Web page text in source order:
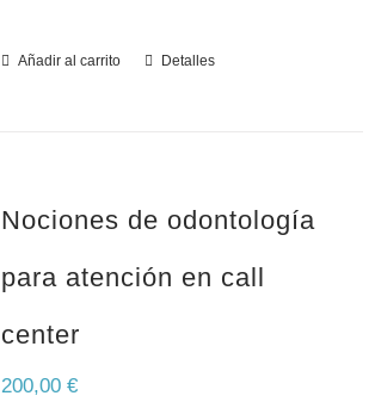
Añadir al carrito Detalles
Nociones de odontología
para atención en call
center
200,00 €